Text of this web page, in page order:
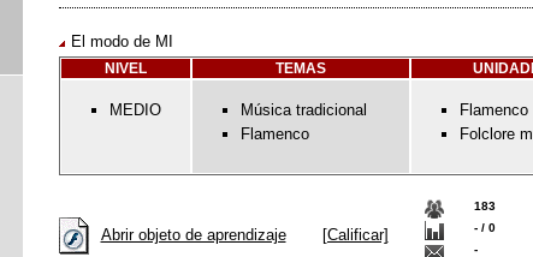
El modo de MI
NIVEL TEMAS
MEDIO
Música tradicional
Flamenco
Flamenco
Folclore
Abrir objeto de aprendizaje [Calificar]
183
- / 0
-